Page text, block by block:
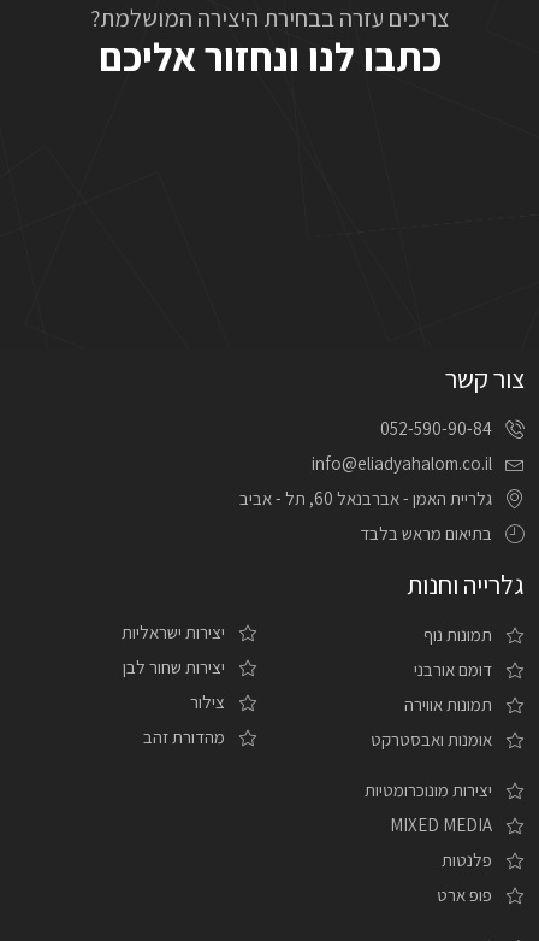
צריכים עזרה בבחירת היצירה המושלמת?
כתבו לנו ונחזור אליכם
צור קשר
052-590-90-84
info@eliadyahalom.co.il
גלריית האמן - אברבנאל 60, תל - אביב
בתיאום מראש בלבד
גלרייה וחנות
תמונות נוף
דומם אורבני
תמונות אווירה
אומנות ואבסטרקט
יצירות ישראליות
יצירות שחור לבן
צילור
מהדורת זהב
יצירות מונוכרומטיות
MIXED MEDIA
פלנטות
פופ ארט